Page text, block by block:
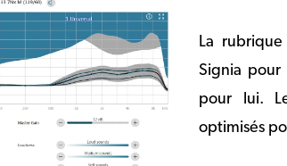
La
Signia
pour lui.
optimisés